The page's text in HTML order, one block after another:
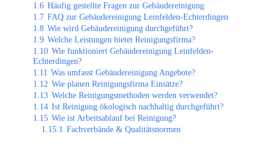
1.6 Häufig gestellte Fragen zur Gebäudereinigung
1.7 FAQ zur Gebäudereinigung Leinfelden-Echterdingen
1.8 Wie wird Gebäudereinigung durchgeführt?
1.9 Welche Leistungen bietet Reinigungsfirma?
1.10 Wie funktioniert Gebäudereinigung Leinfelden-
Echterdingen?
1.11 Was umfasst Gebäudereinigung Angebote?
1.12 Wie planen Reinigungsfirma Einsätze?
1.13 Welche Reinigungsmethoden werden verwendet?
1.14 Ist Reinigung ökologisch nachhaltig durchgeführt?
1.15 Wie ist Arbeitsablauf bei Reinigung?
1.15.1 Fachverbände & Qualitätsnormen